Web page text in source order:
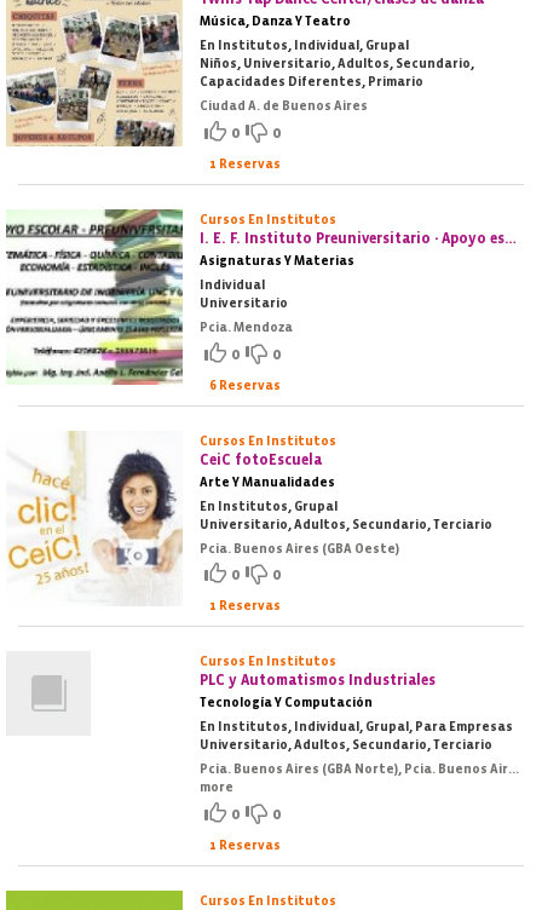
Música, Danza Y Teatro
En Institutos, Individual, Grupal
Niños, Universitario, Adultos, Secundario,
Capacidades Diferentes, Primario
Ciudad A. de Buenos Aires
0 0
1 Reservas
Cursos En Institutos
I. E. F. Instituto Preuniversitario - Apoyo escolar
Asignaturas Y Materias
Individual
Universitario
Pcia. Mendoza
0 0
6 Reservas
Cursos En Institutos
CeiC fotoEscuela
Arte Y Manualidades
En Institutos, Grupal
Universitario, Adultos, Secundario, Terciario
Pcia. Buenos Aires (GBA Oeste)
0 0
1 Reservas
Cursos En Institutos
PLC y Automatismos Industriales
Tecnología Y Computación
En Institutos, Individual, Grupal, Para Empresas
Universitario, Adultos, Secundario, Terciario
Pcia. Buenos Aires (GBA Norte), Pcia. Buenos Aires (GBA Oeste), Pcia. Buenos Aires (GBA Sur), Pcia. Buenos Aires (Costa Atlántica)
more
0 0
1 Reservas
Cursos En Institutos